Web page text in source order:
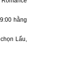
hằng
Lẩu,